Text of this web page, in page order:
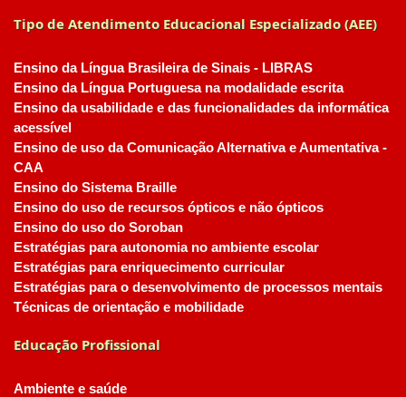
Tipo de Atendimento Educacional Especializado (AEE)
Ensino da Língua Brasileira de Sinais - LIBRAS
Ensino da Língua Portuguesa na modalidade escrita
Ensino da usabilidade e das funcionalidades da informática
acessível
Ensino de uso da Comunicação Alternativa e Aumentativa -
CAA
Ensino do Sistema Braille
Ensino do uso de recursos ópticos e não ópticos
Ensino do uso do Soroban
Estratégias para autonomia no ambiente escolar
Estratégias para enriquecimento curricular
Estratégias para o desenvolvimento de processos mentais
Técnicas de orientação e mobilidade
Educação Profissional
Ambiente e saúde